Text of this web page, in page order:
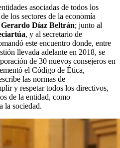
asociadas de todos los
los sectores de la economía
Gerardo Díaz Beltrán; junto al
, y al secretario de
este encuentro donde, entre
llevada adelante en 2018, se
de 30 nuevos consejeros en
el Código de Ética,
las normas de
y respetar todos los directivos,
de la entidad, como
la sociedad.